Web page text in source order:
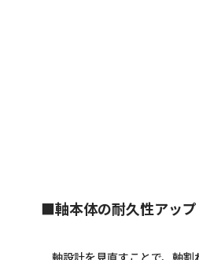
■軸本体の耐久性アップ
軸設計を見直すことで、軸割